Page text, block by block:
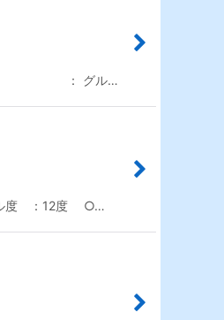
： 酸度 ： グル…
ル度 ：12度 ○…